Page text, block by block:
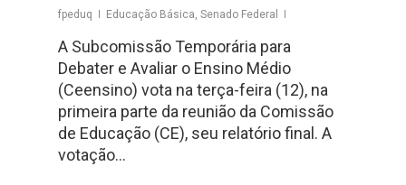
fpeduq Educação Básica Senado Federal
A Subcomissão Temporária para
Debater e Avaliar o Ensino Médio
(Ceensino) vota na terça-feira (12), na
primeira parte da reunião da Comissão
de Educação (CE), seu relatório final. A
votação…